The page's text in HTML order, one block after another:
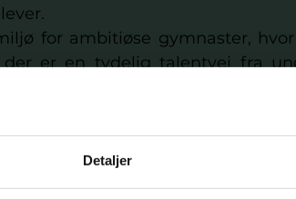
Detaljer
for ambitiøse gymnaster,
der er en tydelig talentvej fra
perspektiv